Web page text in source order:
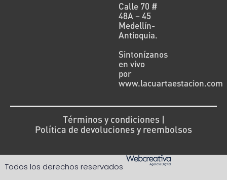
Calle 70 #
48A – 45
Medellín-
Antioquia.
Sintonízanos
en vivo
por
www.lacuartaestacion.com
Términos y condiciones |
Política de devoluciones y reembolsos
Todos los derechos reservados